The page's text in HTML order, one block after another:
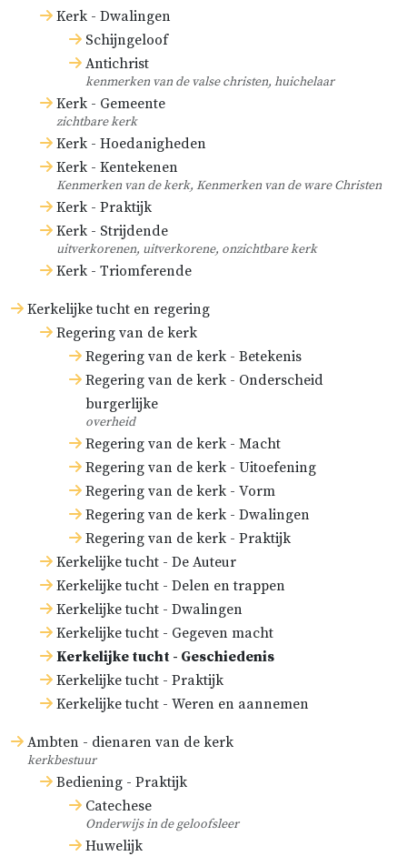
Kerk - Dwalingen
Schijngeloof
Antichrist
kenmerken van de valse christen, huichelaar
Kerk - Gemeente
zichtbare kerk
Kerk - Hoedanigheden
Kerk - Kentekenen
Kenmerken van de kerk, Kenmerken van de ware Christen
Kerk - Praktijk
Kerk - Strijdende
uitverkorenen, uitverkorene, onzichtbare kerk
Kerk - Triomferende
Kerkelijke tucht en regering
Regering van de kerk
Regering van de kerk - Betekenis
Regering van de kerk - Onderscheid
burgerlijke
overheid
Regering van de kerk - Macht
Regering van de kerk - Uitoefening
Regering van de kerk - Vorm
Regering van de kerk - Dwalingen
Regering van de kerk - Praktijk
Kerkelijke tucht - De Auteur
Kerkelijke tucht - Delen en trappen
Kerkelijke tucht - Dwalingen
Kerkelijke tucht - Gegeven macht
Kerkelijke tucht - Geschiedenis
Kerkelijke tucht - Praktijk
Kerkelijke tucht - Weren en aannemen
Ambten - dienaren van de kerk
kerkbestuur
Bediening - Praktijk
Catechese
Onderwijs in de geloofsleer
Huwelijk